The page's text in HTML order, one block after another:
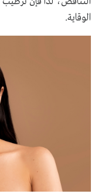
الوقاية.